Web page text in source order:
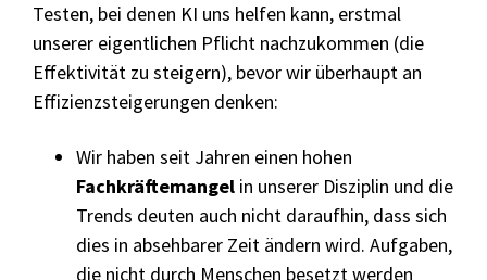
Testen, bei denen KI uns helfen kann, erstmal
unserer eigentlichen Pflicht nachzukommen (die
Effektivität zu steigern), bevor wir überhaupt an
Effizienzsteigerungen denken:
Wir haben seit Jahren einen hohen
Fachkräftemangel in unserer Disziplin und die
Trends deuten auch nicht daraufhin, dass sich
dies in absehbarer Zeit ändern wird. Aufgaben,
die nicht durch Menschen besetzt werden